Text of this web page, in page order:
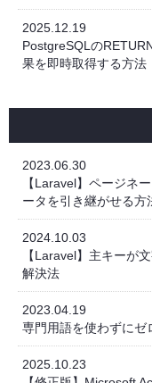
2025.12.19
PostgreSQLの
果を即時取得する方法
2023.06.30
【Laravel】ページネ
ータを引き継がせる方
2024.10.03
【Laravel】主キーが
解決法
2023.04.19
専門用語を使わずにゼ
2025.10.23